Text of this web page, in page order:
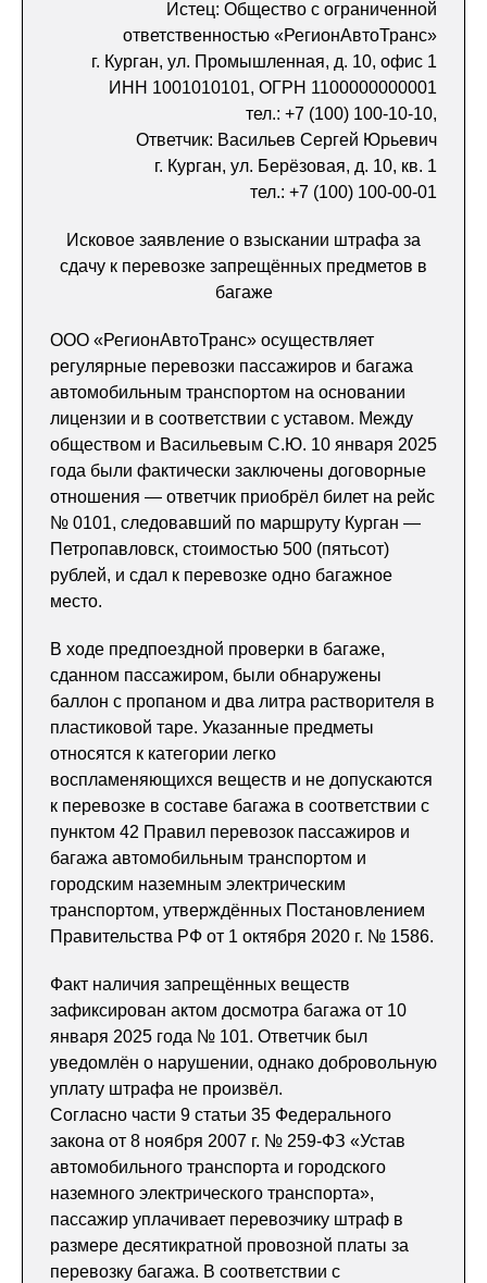
Истец: Общество с ограниченной
ответственностью «РегионАвтоТранс»
г. Курган, ул. Промышленная, д. 10, офис 1
ИНН 1001010101, ОГРН 1100000000001
тел.: +7 (100) 100-10-10,
Ответчик: Васильев Сергей Юрьевич
г. Курган, ул. Берёзовая, д. 10, кв. 1
тел.: +7 (100) 100-00-01
Исковое заявление о взыскании штрафа за
сдачу к перевозке запрещённых предметов в
багаже
ООО «РегионАвтоТранс» осуществляет
регулярные перевозки пассажиров и багажа
автомобильным транспортом на основании
лицензии и в соответствии с уставом. Между
обществом и Васильевым С.Ю. 10 января 2025
года были фактически заключены договорные
отношения — ответчик приобрёл билет на рейс
№ 0101, следовавший по маршруту Курган —
Петропавловск, стоимостью 500 (пятьсот)
рублей, и сдал к перевозке одно багажное
место.
В ходе предпоездной проверки в багаже,
сданном пассажиром, были обнаружены
баллон с пропаном и два литра растворителя в
пластиковой таре. Указанные предметы
относятся к категории легко
воспламеняющихся веществ и не допускаются
к перевозке в составе багажа в соответствии с
пунктом 42 Правил перевозок пассажиров и
багажа автомобильным транспортом и
городским наземным электрическим
транспортом, утверждённых Постановлением
Правительства РФ от 1 октября 2020 г. № 1586.
Факт наличия запрещённых веществ
зафиксирован актом досмотра багажа от 10
января 2025 года № 101. Ответчик был
уведомлён о нарушении, однако добровольную
уплату штрафа не произвёл.
Согласно части 9 статьи 35 Федерального
закона от 8 ноября 2007 г. № 259-ФЗ «Устав
автомобильного транспорта и городского
наземного электрического транспорта»,
пассажир уплачивает перевозчику штраф в
размере десятикратной провозной платы за
перевозку багажа. В соответствии с